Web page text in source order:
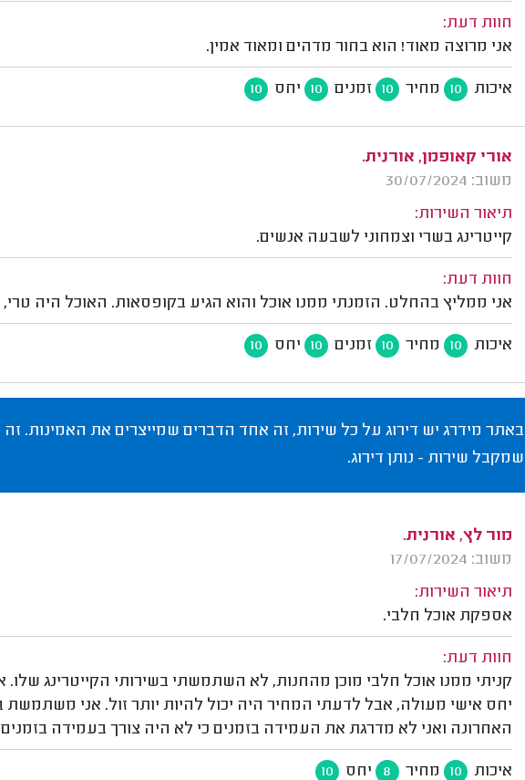
חוות דעת:
אני מרוצה מאוד! הוא בחור מדהים ומאוד אמין.
איכות 10 מחיר 10 זמנים 10 יחס 10
אורי קאופמן, אורנית.
משוב: 30/07/2024
תיאור השירות:
קייטרינג בשרי וצמחוני לשבעה אנשים.
חוות דעת:
אני ממליץ בהחלט. הזמנתי ממנו אוכל והוא הגיע בקופסאות. האוכל היה
איכות 10 מחיר 10 זמנים 10 יחס 10
באתר מידרג יש דירוג על כל שירות, זה אחד הדברים שמייצרים את האמינות.
שמקבל שירות - נותן דירוג.
מור לץ, אורנית.
משוב: 17/07/2024
תיאור השירות:
אספקת אוכל חלבי.
חוות דעת:
קניתי ממנו אוכל חלבי מוכן מהחנות, לא השתמשתי בשירותי הקייטרינג
יחס אישי מעולה, אבל לדעתי המחיר היה יכול להיות יותר זול. אני משתמשת
האחרונה ואני לא מדרגת את העמידה בזמנים כי לא היה צורך בעמידה
איכות 10 מחיר 8 יחס 10